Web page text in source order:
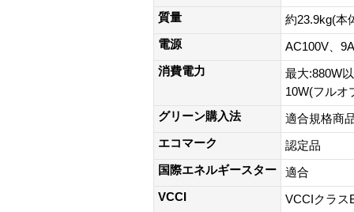
質量
約23.9kg(本
電源
AC100V、
消費電力
最大:880W
10W(フルオ
グリーン購入法
適合規格商
エコマーク
認定品
国際エネルギースター
適合
VCCI
VCCIクラス